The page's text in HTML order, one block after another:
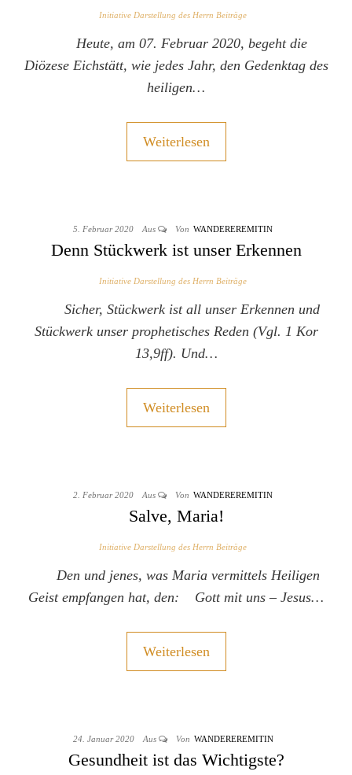
Initiative Darstellung des Herrn Beiträge
Heute, am 07. Februar 2020, begeht die
Diözese Eichstätt, wie jedes Jahr, den Gedenktag des
heiligen…
Weiterlesen
5. Februar 2020 Aus Von WANDEREREMITIN
Denn Stückwerk ist unser Erkennen
Initiative Darstellung des Herrn Beiträge
Sicher, Stückwerk ist all unser Erkennen und
Stückwerk unser prophetisches Reden (Vgl. 1 Kor
13,9ff). Und…
Weiterlesen
2. Februar 2020 Aus Von WANDEREREMITIN
Salve, Maria!
Initiative Darstellung des Herrn Beiträge
Den und jenes, was Maria vermittels Heiligen
Geist empfangen hat, den: Gott mit uns – Jesus…
Weiterlesen
24. Januar 2020 Aus Von WANDEREREMITIN
Gesundheit ist das Wichtigste?